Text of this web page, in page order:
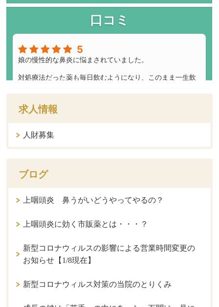
求人情報
人財募集
ブログ
上咽頭炎 鼻うがいどうやってやるの？
上咽頭炎に効く市販薬とは・・・？
新型コロナウィルスの影響による営業時間変更の
お知らせ【1/8現在】
新型コロナウィルス対策の当院のとりくみ